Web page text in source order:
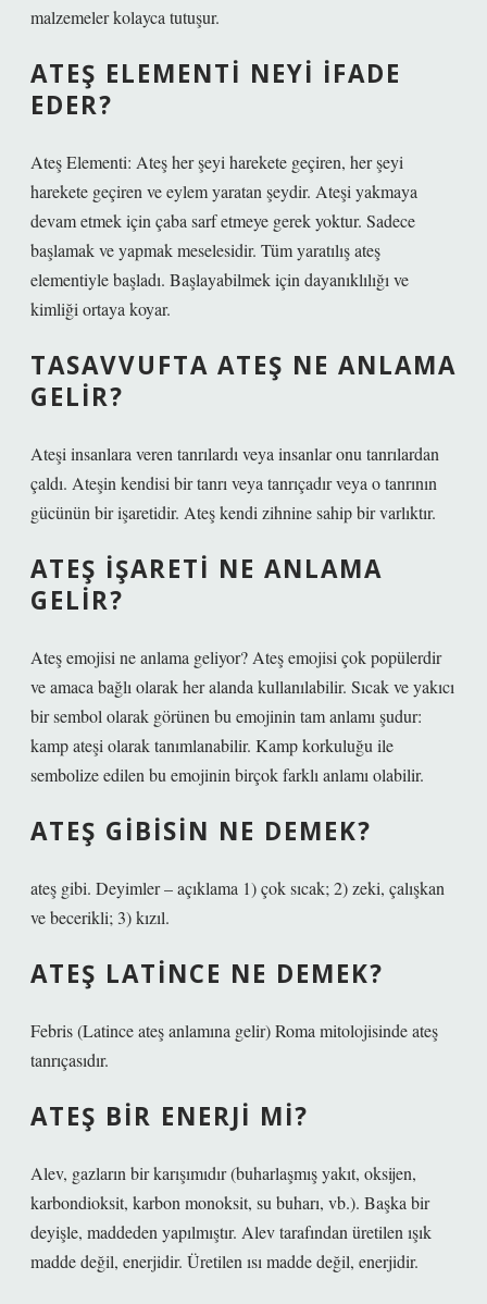
malzemeler kolayca tutuşur.
ATEŞ ELEMENTI NEYI IFADE
EDER?
Ateş Elementi: Ateş her şeyi harekete geçiren, her şeyi
harekete geçiren ve eylem yaratan şeydir. Ateşi yakmaya
devam etmek için çaba sarf etmeye gerek yoktur. Sadece
başlamak ve yapmak meselesidir. Tüm yaratılış ateş
elementiyle başladı. Başlayabilmek için dayanıklılığı ve
kimliği ortaya koyar.
TASAVVUFTA ATEŞ NE ANLAMA
GELIR?
Ateşi insanlara veren tanrılardı veya insanlar onu tanrılardan
çaldı. Ateşin kendisi bir tanrı veya tanrıçadır veya o tanrının
gücünün bir işaretidir. Ateş kendi zihnine sahip bir varlıktır.
ATEŞ IŞARETI NE ANLAMA
GELIR?
Ateş emojisi ne anlama geliyor? Ateş emojisi çok popülerdir
ve amaca bağlı olarak her alanda kullanılabilir. Sıcak ve yakıcı
bir sembol olarak görünen bu emojinin tam anlamı şudur:
kamp ateşi olarak tanımlanabilir. Kamp korkuluğu ile
sembolize edilen bu emojinin birçok farklı anlamı olabilir.
ATEŞ GIBISIN NE DEMEK?
ateş gibi. Deyimler – açıklama 1) çok sıcak; 2) zeki, çalışkan
ve becerikli; 3) kızıl.
ATEŞ LATINCE NE DEMEK?
Febris (Latince ateş anlamına gelir) Roma mitolojisinde ateş
tanrıçasıdır.
ATEŞ BIR ENERJI MI?
Alev, gazların bir karışımıdır (buharlaşmış yakıt, oksijen,
karbondioksit, karbon monoksit, su buharı, vb.). Başka bir
deyişle, maddeden yapılmıştır. Alev tarafından üretilen ışık
madde değil, enerjidir. Üretilen ısı madde değil, enerjidir.